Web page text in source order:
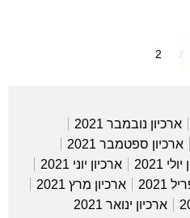
2
ארכיון נובמבר 2021
ארכיון ספטמבר 2021
2021
ארכיון יוני 2021
2021
ארכיון מרץ 2021
ארכיון ינואר 2021